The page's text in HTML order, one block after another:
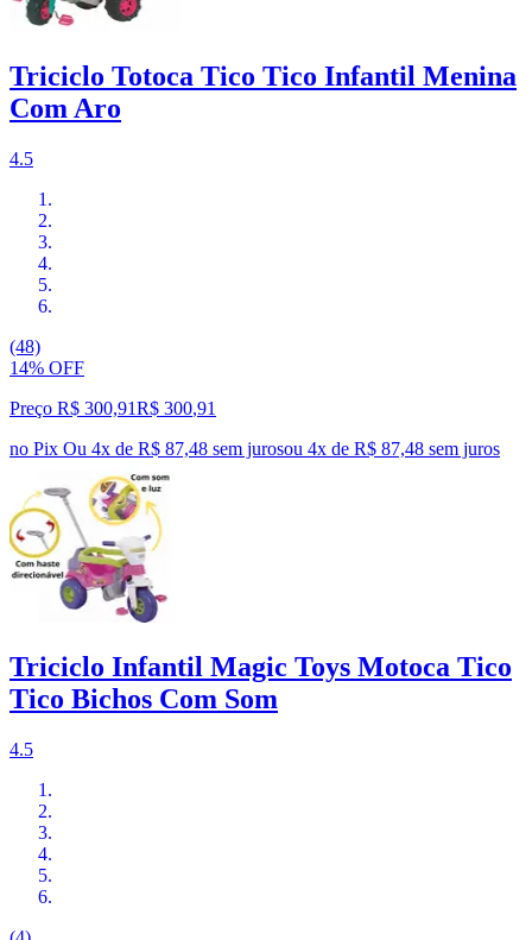
Triciclo Totoca Tico Tico Infantil Menina
Com Aro
4.5
(48)
14% OFF
Preço R$ 300,91R$ 300,91
no Pix Ou 4x de R$ 87,48 sem jurosou 4x de R$ 87,48 sem juros
Triciclo Infantil Magic Toys Motoca Tico
Tico Bichos Com Som
4.5